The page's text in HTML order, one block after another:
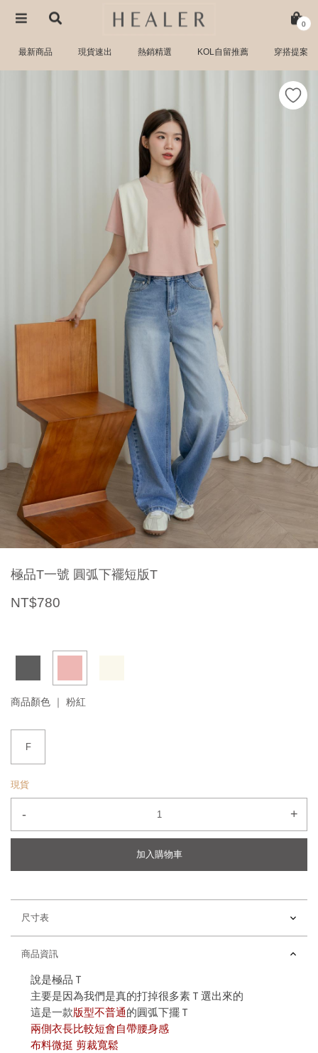
0
最新商品 現貨速出 熱銷精選 KOL自留推薦 穿搭提案
極品T一號 圓弧下襬短版T
NT$780
商品顏色 ｜ 粉紅
F
現貨
- +
加入購物車
尺寸表
商品資訊
說是極品Ｔ
主要是因為我們是真的打掉很多素Ｔ選出來的
這是一款版型不普通的圓弧下擺Ｔ
兩側衣長比較短會自帶腰身感
布料微挺 剪裁寬鬆